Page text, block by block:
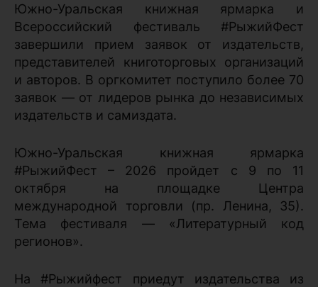
Южно-Уральская книжная ярмарка и
Всероссийский фестиваль #РыжийФест
завершили прием заявок от издательств,
представителей книготорговых организаций
и авторов. В оргкомитет поступило более 70
заявок — от лидеров рынка до независимых
издательств и самиздата.
Южно-Уральская книжная ярмарка
#РыжийФест – 2026 пройдет с 9 по 11
октября на площадке Центра
международной торговли (пр. Ленина, 35).
Тема фестиваля — «Литературный код
регионов».
На #Рыжийфест приедут издательства из